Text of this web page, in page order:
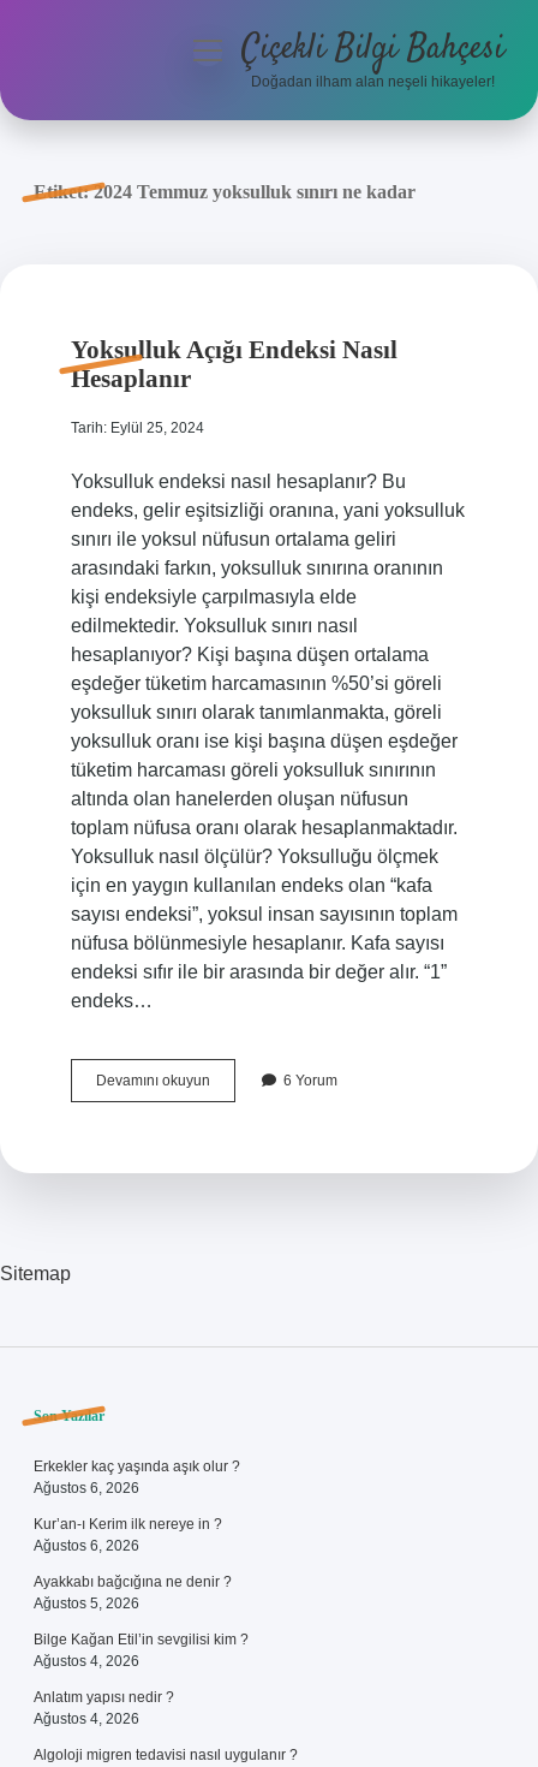
Anasayfa
menüyüÇiçekli Bilgi Bahçesi
Doğadan ilham alan neşeli hikayeler!
Etiket:2024 Temmuz yoksulluk sınırı ne kadar
Yoksulluk Açığı Endeksi Nasıl
Hesaplanır
Tarih: Eylül 25, 2024
Yoksulluk endeksi nasıl hesaplanır? Bu
endeks, gelir eşitsizliği oranına, yani yoksulluk
sınırı ile yoksul nüfusun ortalama geliri
arasındaki farkın, yoksulluk sınırına oranının
kişi endeksiyle çarpılmasıyla elde
edilmektedir. Yoksulluk sınırı nasıl
hesaplanıyor? Kişi başına düşen ortalama
eşdeğer tüketim harcamasının %50’si göreli
yoksulluk sınırı olarak tanımlanmakta, göreli
yoksulluk oranı ise kişi başına düşen eşdeğer
tüketim harcaması göreli yoksulluk sınırının
altında olan hanelerden oluşan nüfusun
toplam nüfusa oranı olarak hesaplanmaktadır.
Yoksulluk nasıl ölçülür? Yoksulluğu ölçmek
için en yaygın kullanılan endeks olan “kafa
sayısı endeksi”, yoksul insan sayısının toplam
nüfusa bölünmesiyle hesaplanır. Kafa sayısı
endeksi sıfır ile bir arasında bir değer alır. “1”
endeks…
Devamını okuyunYoksulluk
Açığı
6 Yorum
Sitemap
Sidebar
Son Yazılar
Erkekler kaç yaşında aşık olur ?
Ağustos 6, 2026
Kur’an-ı Kerim ilk nereye in ?
Ağustos 6, 2026
Ayakkabı bağcığına ne denir ?
Ağustos 5, 2026
Bilge Kağan Etil’in sevgilisi kim ?
Ağustos 4, 2026
Anlatım yapısı nedir ?
Ağustos 4, 2026
Algoloji migren tedavisi nasıl uygulanır ?